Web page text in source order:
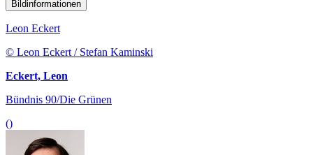
Bildinformationen
Leon Eckert
© Leon Eckert / Stefan Kaminski
Eckert, Leon
Bündnis 90/Die Grünen
()